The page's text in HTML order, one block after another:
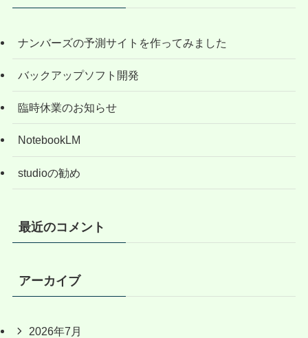
ナンバーズの予測サイトを作ってみました
バックアップソフト開発
臨時休業のお知らせ
NotebookLM
studioの勧め
最近のコメント
アーカイブ
2026年7月